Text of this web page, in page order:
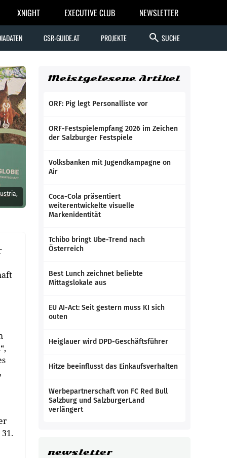
XNIGHT EXECUTIVE CLUB NEWSLETTER
CSR-GUIDE.AT PROJEKTE search SUCHE
Meistgelesene Artikel
ORF: Pig legt Personalliste vor
ORF-Festspielempfang 2026 im Zeichen
der Salzburger Festspiele
Volksbanken mit Jugendkampagne on
Air
Coca-Cola präsentiert
weiterentwickelte visuelle
Markenidentität
Tchibo bringt Ube-Trend nach
Österreich
Best Lunch zeichnet beliebte
Mittagslokale aus
EU AI-Act: Seit gestern muss KI sich
outen
Heiglauer wird DPD-Geschäftsführer
Hitze beeinflusst das Einkaufsverhalten
Werbepartnerschaft von FC Red Bull
Salzburg und SalzburgerLand
verlängert
newsletter